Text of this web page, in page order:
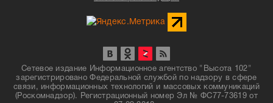
Сетевое издание Информационное агентство "Высота 102"
зарегистрировано Федеральной службой по надзору в сфере
связи, информационных технологий и массовых коммуникаций
(Роскомнадзор). Регистрационный номер Эл № ФС77-73619 от